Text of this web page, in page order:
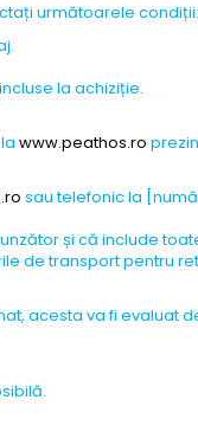
următoarele condiții:
la achiziție.
www.peathos.ro
sau telefonic la
și că include
de transport pentru
acesta va fi evaluat